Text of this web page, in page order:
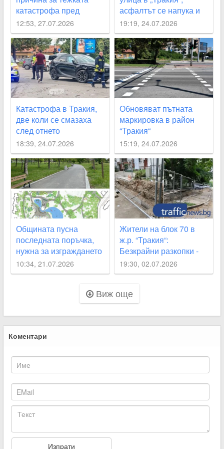
катастрофа пред
кметството в “Тракия“
12:53, 27.07.2026
асфалтът се напука и
пропада
19:19, 24.07.2026
Катастрофа в Тракия,
две коли се смазаха
след отнето
предимство
18:39, 24.07.2026
Обновяват пътната
маркировка в район
“Тракия“
15:19, 24.07.2026
Общината пусна
последната поръчка,
нужна за изграждането
на парка „Кан Крум“
10:34, 21.07.2026
Жители на блок 70 в
ж.р. “Тракия“:
Безкрайни разкопки -
хоризонт няма
19:30, 02.07.2026
Виж още
Коментари